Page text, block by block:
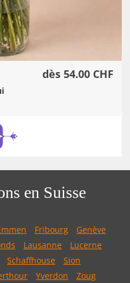
dès 54.00 CHF
en Suisse
Fribourg
Genève
Lausanne
Lucerne
Schaffhouse
Sion
Yverdon Zoug